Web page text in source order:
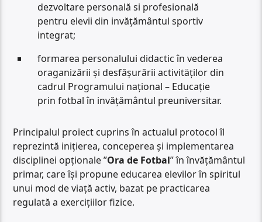
dezvoltare personală si profesională
pentru elevii din invățământul sportiv
integrat;
formarea personalului didactic în vederea
oraganizării și desfășurării activitäților din
cadrul Programului național – Educație
prin fotbal în invățământul preuniversitar.
Principalul proiect cuprins în actualul protocol îl
reprezintă inițierea, conceperea și implementarea
disciplinei opționale ”Ora de Fotbal” în învățământul
primar, care își propune educarea elevilor în spiritul
unui mod de viață activ, bazat pe practicarea
regulată a exercițiilor fizice.